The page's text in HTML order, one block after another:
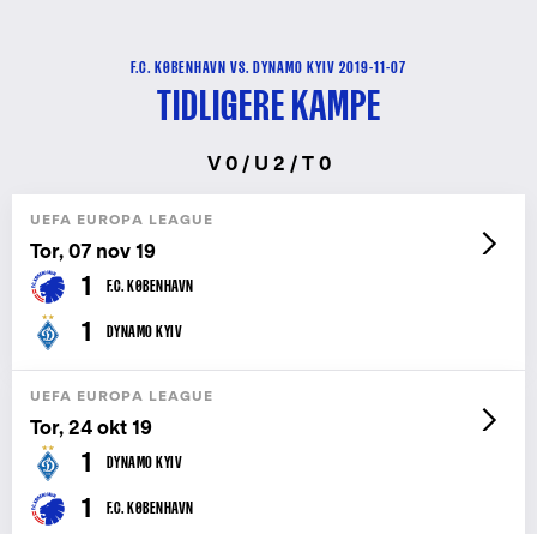
F.C. KØBENHAVN VS. DYNAMO KYIV 2019-11-07
TIDLIGERE KAMPE
V 0 / U 2 / T 0
UEFA EUROPA LEAGUE
Tor, 07 nov 19
1 F.C. KØBENHAVN
1 DYNAMO KYIV
UEFA EUROPA LEAGUE
Tor, 24 okt 19
1 DYNAMO KYIV
1 F.C. KØBENHAVN